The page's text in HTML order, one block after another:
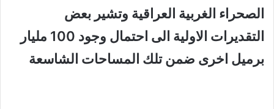
الصحراء الغربية العراقية وتشير بعض
التقديرات الاولية الى احتمال وجود 100 مليار
برميل اخرى ضمن تلك المساحات الشاسعة